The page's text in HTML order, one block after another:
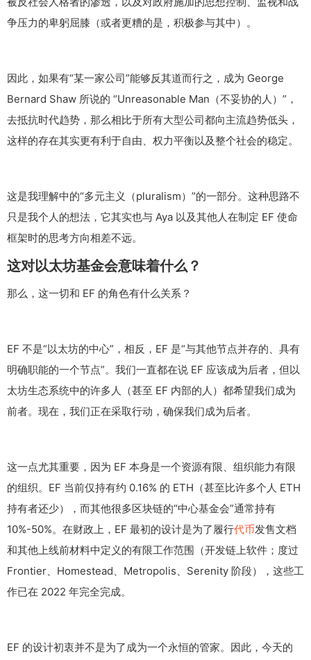
争压力的卑躬屈膝（或者更糟的是，积极参与其中）。
因此，如果有“某一家公司”能够反其道而行之，成为 George
Bernard Shaw 所说的 “Unreasonable Man（不妥协的人）”，
去抵抗时代趋势，那么相比于所有大型公司都向主流趋势低头，
这样的存在其实更有利于自由、权力平衡以及整个社会的稳定。
这是我理解中的“多元主义（pluralism）”的一部分。这种思路不
只是我个人的想法，它其实也与 Aya 以及其他人在制定 EF 使命
框架时的思考方向相差不远。
这对以太坊基金会意味着什么？
那么，这一切和 EF 的角色有什么关系？
EF 不是“以太坊的中心”，相反，EF 是“与其他节点并存的、具有
明确职能的一个节点”。我们一直都在说 EF 应该成为后者，但以
太坊生态系统中的许多人（甚至 EF 内部的人）都希望我们成为
前者。现在，我们正在采取行动，确保我们成为后者。
这一点尤其重要，因为 EF 本身是一个资源有限、组织能力有限
的组织。EF 当前仅持有约 0.16% 的 ETH（甚至比许多个人 ETH
持有者还少），而其他很多区块链的“中心基金会”通常持有
10%-50%。在财政上，EF 最初的设计是为了履行代币发售文档
和其他上线前材料中定义的有限工作范围（开发链上软件；度过
Frontier、Homestead、Metropolis、Serenity 阶段），这些工
作已在 2022 年完全完成。
EF 的设计初衷并不是为了成为一个永恒的管家。因此，今天的